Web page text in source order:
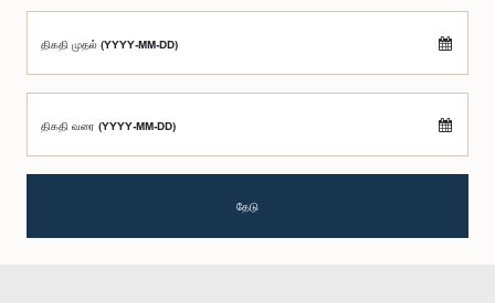
திகதி முதல் (YYYY-MM-DD)
திகதி வரை (YYYY-MM-DD)
தேடு